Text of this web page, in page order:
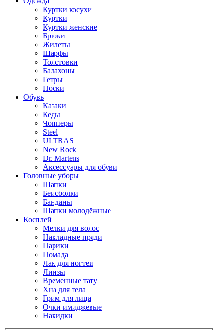
Куртки косухи
Куртки
Куртки женские
Брюки
Жилеты
Шарфы
Толстовки
Балахоны
Гетры
Носки
Обувь
Казаки
Кеды
Чопперы
Steel
ULTRAS
New Rock
Dr. Martens
Аксессуары для обуви
Головные уборы
Шапки
Бейсболки
Банданы
Шапки молодёжные
Косплей
Мелки для волос
Накладные пряди
Парики
Помада
Лак для ногтей
Линзы
Временные тату
Хна для тела
Грим для лица
Очки имиджевые
Накидки